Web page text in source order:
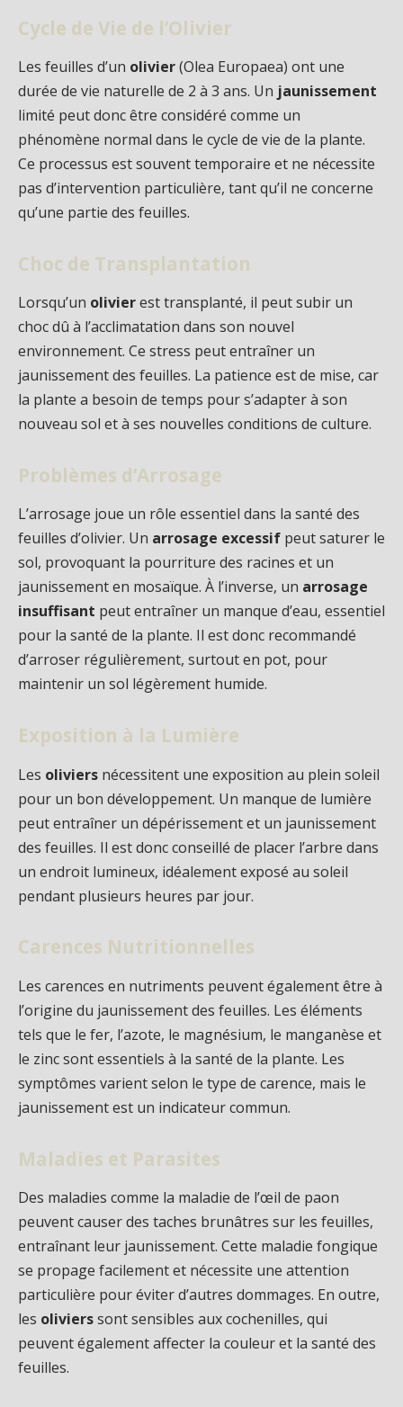
Cycle de Vie de l’Olivier
Les feuilles d’un olivier(Olea Europaea) ont une
durée de vie naturelle de 2 à 3 ans. Un jaunissement
limité peut donc être considéré comme un
phénomène normal dans le cycle de vie de la plante.
Ce processus est souvent temporaire et ne nécessite
pas d’intervention particulière, tant qu’il ne concerne
qu’une partie des feuilles.
Choc de Transplantation
Lorsqu’un olivierest transplanté, il peut subir un
choc dû à l’acclimatation dans son nouvel
environnement. Ce stress peut entraîner un
jaunissement des feuilles. La patience est de mise, car
la plante a besoin de temps pour s’adapter à son
nouveau sol et à ses nouvelles conditions de culture.
Problèmes d’Arrosage
L’arrosage joue un rôle essentiel dans la santé des
feuilles d’olivier. Un arrosage excessif peut saturer le
sol, provoquant la pourriture des racines et un
jaunissement en mosaïque. À l’inverse, un arrosage
insuffisant peut entraîner un manque d’eau, essentiel
pour la santé de la plante. Il est donc recommandé
d’arroser régulièrement, surtout en pot, pour
maintenir un sol légèrement humide.
Exposition à la Lumière
Les oliviers nécessitent une exposition au plein soleil
pour un bon développement. Un manque de lumière
peut entraîner un dépérissement et un jaunissement
des feuilles. Il est donc conseillé de placer l’arbre dans
un endroit lumineux, idéalement exposé au soleil
pendant plusieurs heures par jour.
Carences Nutritionnelles
Les carences en nutriments peuvent également être à
l’origine du jaunissement des feuilles. Les éléments
tels que le fer, l’azote, le magnésium, le manganèse et
le zinc sont essentiels à la santé de la plante. Les
symptômes varient selon le type de carence, mais le
jaunissement est un indicateur commun.
Maladies et Parasites
Des maladies comme la maladie de l’œil de paon
peuvent causer des taches brunâtres sur les feuilles,
entraînant leur jaunissement. Cette maladie fongique
se propage facilement et nécessite une attention
particulière pour éviter d’autres dommages. En outre,
les olivierssont sensibles aux cochenilles, qui
peuvent également affecter la couleur et la santé des
feuilles.